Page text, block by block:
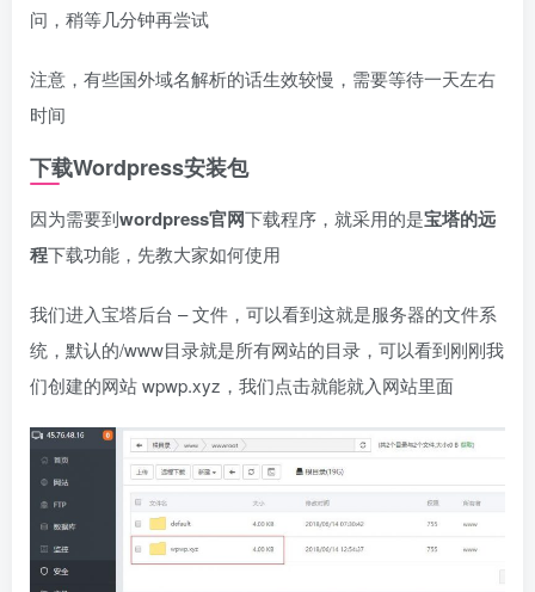
问，稍等几分钟再尝试
注意，有些国外域名解析的话生效较慢，需要等待一天左右
时间
下载Wordpress安装包
因为需要到wordpress官网下载程序，就采用的是宝塔的远
程下载功能，先教大家如何使用
我们进入宝塔后台 – 文件，可以看到这就是服务器的文件系
统，默认的/www目录就是所有网站的目录，可以看到刚刚我
们创建的网站 wpwp.xyz，我们点击就能就入网站里面